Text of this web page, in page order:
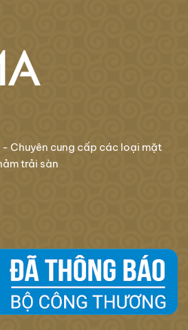
- Chuyên cung cấp các loại mặt
trải sàn